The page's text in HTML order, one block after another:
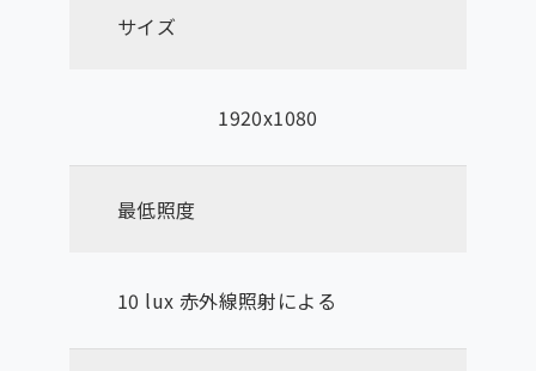
サイズ
1920x1080
最低照度
10 lux 赤外線照射による